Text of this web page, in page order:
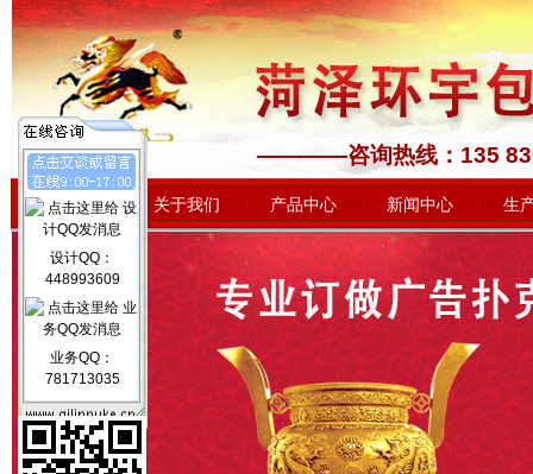
————咨询热线
网站首页 关于我们 产品中心 新闻中心 生
设计QQ：
448993609
业务QQ：
781713035